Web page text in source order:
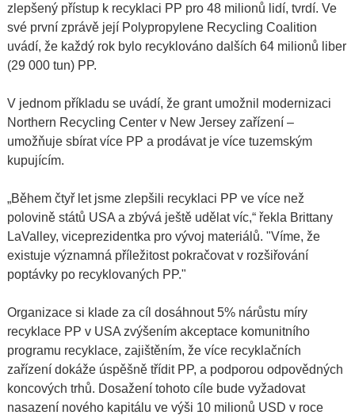
zlepšený přístup k recyklaci PP pro 48 milionů lidí, tvrdí. Ve
své první zprávě její Polypropylene Recycling Coalition
uvádí, že každý rok bylo recyklováno dalších 64 milionů liber
(29 000 tun) PP.
V jednom příkladu se uvádí, že grant umožnil modernizaci
Northern Recycling Center v New Jersey zařízení –
umožňuje sbírat více PP a prodávat je více tuzemským
kupujícím.
„Během čtyř let jsme zlepšili recyklaci PP ve více než
polovině států USA a zbývá ještě udělat víc,“ řekla Brittany
LaValley, viceprezidentka pro vývoj materiálů. "Víme, že
existuje významná příležitost pokračovat v rozšiřování
poptávky po recyklovaných PP."
Organizace si klade za cíl dosáhnout 5% nárůstu míry
recyklace PP v USA zvýšením akceptace komunitního
programu recyklace, zajištěním, že více recyklačních
zařízení dokáže úspěšně třídit PP, a podporou odpovědných
koncových trhů. Dosažení tohoto cíle bude vyžadovat
nasazení nového kapitálu ve výši 10 milionů USD v roce